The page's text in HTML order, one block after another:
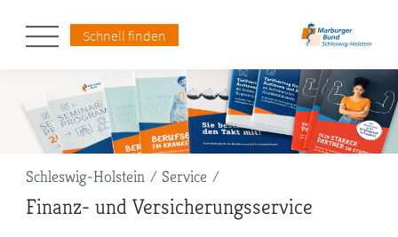
Schnell finden
Pfadnavigation
Schleswig-Holstein Service
Finanz- und Versicherungsservice